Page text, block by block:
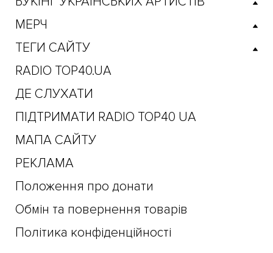
МЕРЧ
ТЕГИ САЙТУ
RADIO TOP40.UA
ДЕ СЛУХАТИ
ПІДТРИМАТИ RADIO TOP40 UA
МАПА САЙТУ
РЕКЛАМА
Положення про донати
Обмін та повернення товарів
Політика конфіденційності